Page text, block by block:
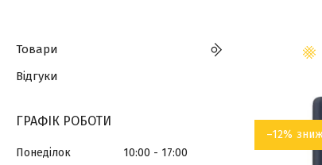
–12%
Товари
Відгуки
ГРАФІК РОБОТИ
Понеділок 10:00
17:00